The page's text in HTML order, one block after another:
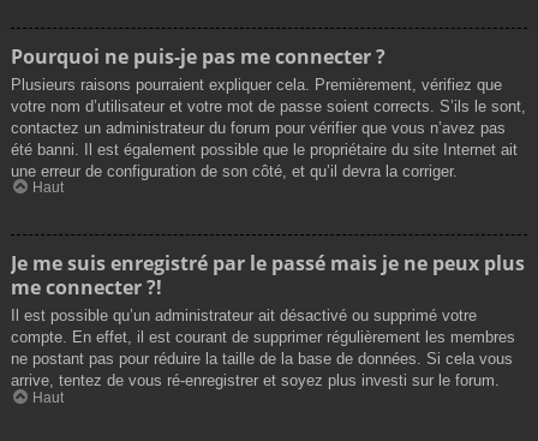
Pourquoi ne puis-je pas me connecter ?
Plusieurs raisons pourraient expliquer cela. Premièrement, vérifiez que
votre nom d’utilisateur et votre mot de passe soient corrects. S’ils le sont,
contactez un administrateur du forum pour vérifier que vous n’avez pas
été banni. Il est également possible que le propriétaire du site Internet ait
une erreur de configuration de son côté, et qu’il devra la corriger.
Haut
Je me suis enregistré par le passé mais je ne peux plus
me connecter ?!
Il est possible qu’un administrateur ait désactivé ou supprimé votre
compte. En effet, il est courant de supprimer régulièrement les membres
ne postant pas pour réduire la taille de la base de données. Si cela vous
arrive, tentez de vous ré-enregistrer et soyez plus investi sur le forum.
Haut